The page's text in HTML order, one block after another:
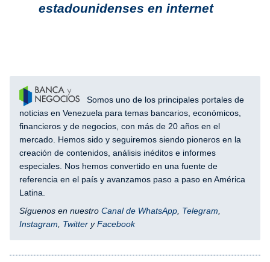
estadounidenses en internet
Somos uno de los principales portales de
noticias en Venezuela para temas bancarios, económicos,
financieros y de negocios, con más de 20 años en el
mercado. Hemos sido y seguiremos siendo pioneros en la
creación de contenidos, análisis inéditos e informes
especiales. Nos hemos convertido en una fuente de
referencia en el país y avanzamos paso a paso en América
Latina.
Síguenos en nuestro Canal de WhatsApp Telegram
Instagram
Twitter yFacebook